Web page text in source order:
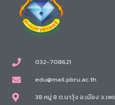
032-708621
edu@mail.pbru.ac.th
38 หมู่ 8 ต.นาวุ้ง อ.เมือง จ.เพ